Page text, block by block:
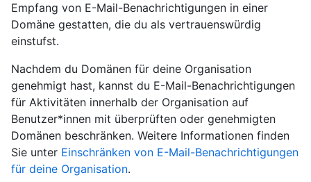
Empfang von E-Mail-Benachrichtigungen in einer
Domäne gestatten, die du als vertrauenswürdig
einstufst.
Nachdem du Domänen für deine Organisation
genehmigt hast, kannst du E-Mail-Benachrichtigungen
für Aktivitäten innerhalb der Organisation auf
Benutzer*innen mit überprüften oder genehmigten
Domänen beschränken. Weitere Informationen finden
Sie unter Einschränken von E-Mail-Benachrichtigungen
für deine Organisation.